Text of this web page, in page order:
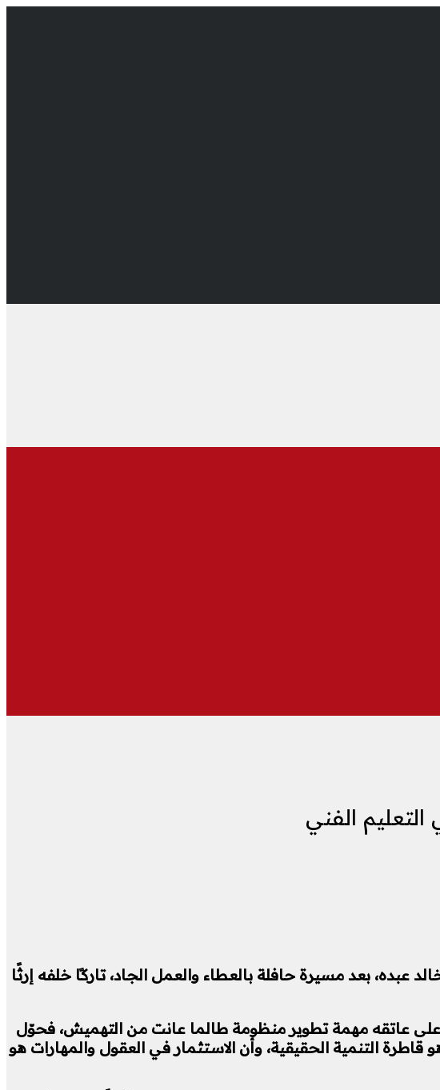
الفني
عبده، بعد مسيرة حافلة بالعطاء والعمل الجاد، تاركًا خلفه إرثًا
عاتقه مهمة تطوير منظومة طالما عانت من التهميش، فحوّل
التنمية الحقيقية، وأن الاستثمار في العقول والمهارات هو